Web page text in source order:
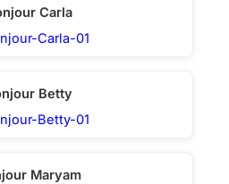
Carla
Betty
Maryam